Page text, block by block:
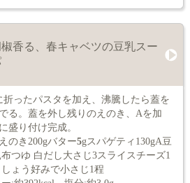
香る、春キャベツの豆乳スー
折ったパスタを加え、沸騰したら蓋を
る。蓋を外し残りのえのき、Aを加
盛り付け完成。
のき200gバター5gスパゲティ130gA豆
つゆ 白だし大さじ3スライスチーズ1
ょう好みで小さじ1程